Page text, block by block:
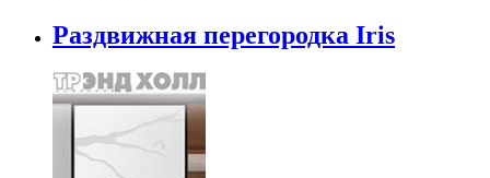
Раздвижная перегородка Iris